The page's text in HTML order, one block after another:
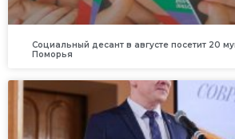
Социальный десант в августе посетит 20
Поморья